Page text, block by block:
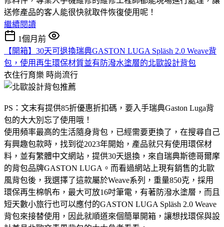
送修產品的客人能很快就取件恢復使用呢！
繼續閱讀
1個月前
【開箱】30天可退換瑞典GASTON LUGA Spläsh 2.0 Weave背
包，使用再生環保材質並有防潑水塗層的北歐設計背包
衣住行育樂 時尚流行
PS：文末有提供85折優惠折扣碼，要入手瑞典Gaston Luga背
包的大大別忘了使用哦！
使用頻率最高的生活隨身背包，已經需要更換了，在搜尋自己
有興趣包款時，找到從2023年開始，產品就只有使用環保材
料，並有繁體中文網站，提供30天退換，來自瑞典斯德哥爾摩
的背包品牌GASTON LUGA。而看過網站上現有銷售的北歐
風背包後，我選擇了這款屬於Weave系列，重量850克，採用
環保再生棉帆布，最大可放16吋筆電，有著防潑水塗層，而且
短天數小旅行也可以應付的GASTON LUGA Spläsh 2.0 Weave
背包來接替使用，因此就順道來個簡單開箱，讓想找環保與設